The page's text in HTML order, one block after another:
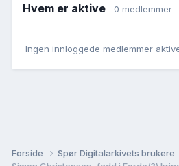
Hvem er aktive 0 medlemmer
Ingen innloggede medlemmer
Forside Spør Digitalarkivets brukere